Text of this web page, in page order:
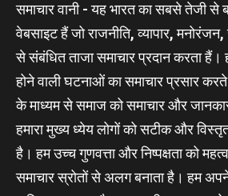
समाचार वानी - यह भारत का सबसे तेजी से
वेबसाइट हैं जो राजनीति, व्यापार,
से संबंधित ताजा समाचार प्रदान करता
होने वाली घटनाओं का समाचार प्रसार
के माध्यम से समाज को समाचार और
हमारा मुख्य ध्येय लोगों को सटीक और
है। हम उच्च गुणवत्ता और निष्पक्षता को
समाचार स्रोतों से अलग बनाता है। हम